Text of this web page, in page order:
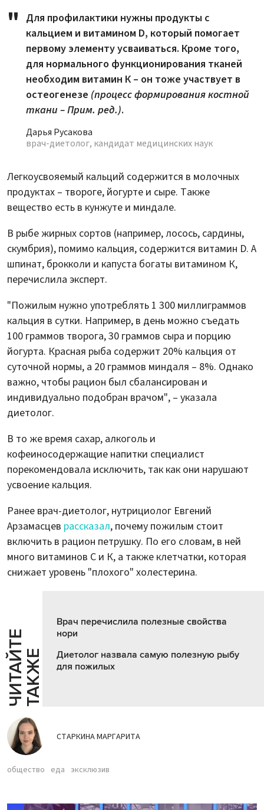
Для профилактики нужны продукты с
кальцием и витамином D, который помогает
первому элементу усваиваться. Кроме того,
для нормального функционирования тканей
необходим витамин К – он тоже участвует в
остеогенезе (процесс формирования костной
ткани – Прим. ред.).
Дарья Русакова
врач-диетолог, кандидат медицинских наук
Легкоусвояемый кальций содержится в молочных
продуктах – твороге, йогурте и сыре. Также
вещество есть в кунжуте и миндале.
В рыбе жирных сортов (например, лосось, сардины,
скумбрия), помимо кальция, содержится витамин D. А
шпинат, брокколи и капуста богаты витамином К,
перечислила эксперт.
"Пожилым нужно употреблять 1 300 миллиграммов
кальция в сутки. Например, в день можно съедать
100 граммов творога, 30 граммов сыра и порцию
йогурта. Красная рыба содержит 20% кальция от
суточной нормы, а 20 граммов миндаля – 8%. Однако
важно, чтобы рацион был сбалансирован и
индивидуально подобран врачом", – указала
диетолог.
В то же время сахар, алкоголь и
кофеиносодержащие напитки специалист
порекомендовала исключить, так как они нарушают
усвоение кальция.
Ранее врач-диетолог, нутрициолог Евгений
Арзамасцев рассказал, почему пожилым стоит
включить в рацион петрушку. По его словам, в ней
много витаминов С и К, а также клетчатки, которая
снижает уровень "плохого" холестерина.
Ч
И
Т
АЙ
Т
Е
Т
А
К
ЖЕ
Врач перечислила полезные свойства
нори
Диетолог назвала самую полезную рыбу
для пожилых
СТАРКИНА МАРГАРИТА
общество еда эксклюзив